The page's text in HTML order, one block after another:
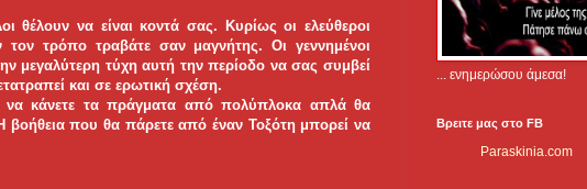
θέλουν να είναι κοντά σας. Κυρίως οι ελεύθεροι
τον τρόπο τραβάτε σαν μαγνήτης. Οι γεννημένοι
μεγαλύτερη τύχη αυτή την περίοδο να σας συμβεί
και σε ερωτική σχέση.
να κάνετε τα πράγματα από πολύπλοκα απλά θα
βοήθεια που θα πάρετε από έναν Τοξότη μπορεί να
... ενημερώσου άμεσα!
Βρειτε μας στο FB
Paraskinia.com